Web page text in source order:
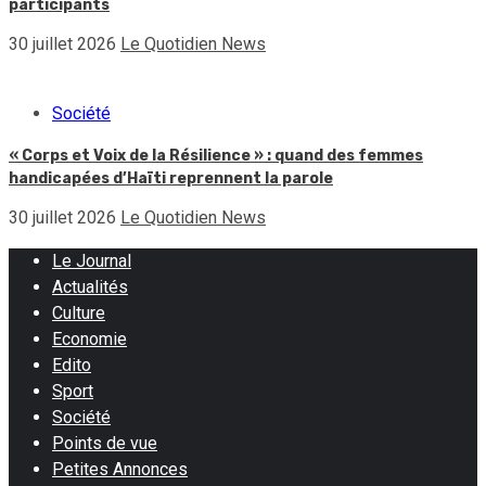
participants
30 juillet 2026 Le Quotidien News
Société
« Corps et Voix de la Résilience » : quand des femmes
handicapées d’Haïti reprennent la parole
30 juillet 2026 Le Quotidien News
Le Journal
Actualités
Culture
Economie
Edito
Sport
Société
Points de vue
Petites Annonces